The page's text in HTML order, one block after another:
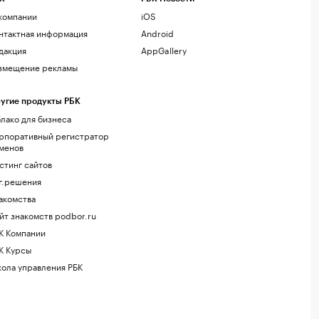
информация
рекламы
продукты РБК
для бизнеса
регистратор
сайтов
знакомств podbor.ru
Компании
Курсы
управления РБК
iOS
Android
AppGallery